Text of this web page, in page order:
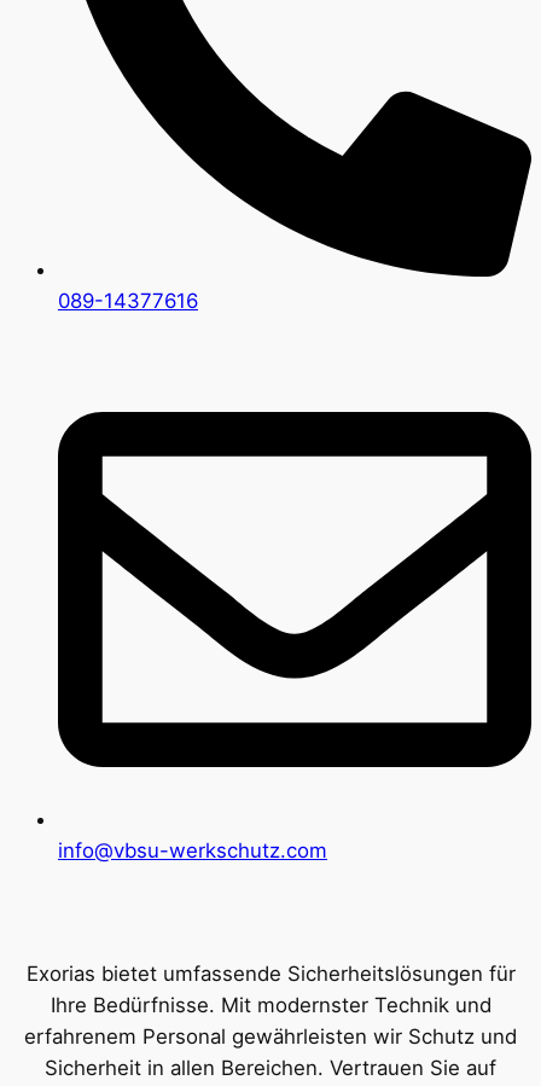
089-14377616
info@vbsu-werkschutz.com
Exorias bietet umfassende Sicherheitslösungen für
Ihre Bedürfnisse. Mit modernster Technik und
erfahrenem Personal gewährleisten wir Schutz und
Sicherheit in allen Bereichen. Vertrauen Sie auf